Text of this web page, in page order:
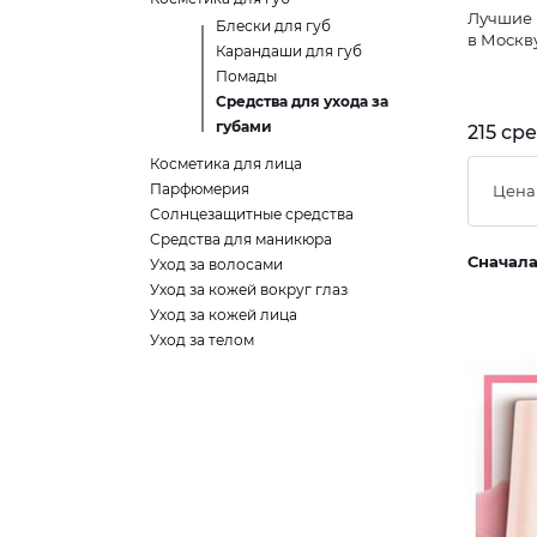
Лучшие
в
215
Цена
Блески для губ
Карандаши для губ
Помады
Средства для ухода за
губами
Косметика для лица
Парфюмерия
Солнцезащитные средства
Средства для маникюра
Уход за волосами
Уход за кожей вокруг глаз
Уход за кожей лица
Уход за телом